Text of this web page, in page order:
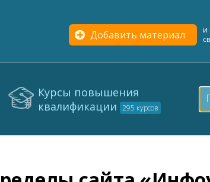
Добавить материал
и
Курсы повышения
квалификации 295 курсов